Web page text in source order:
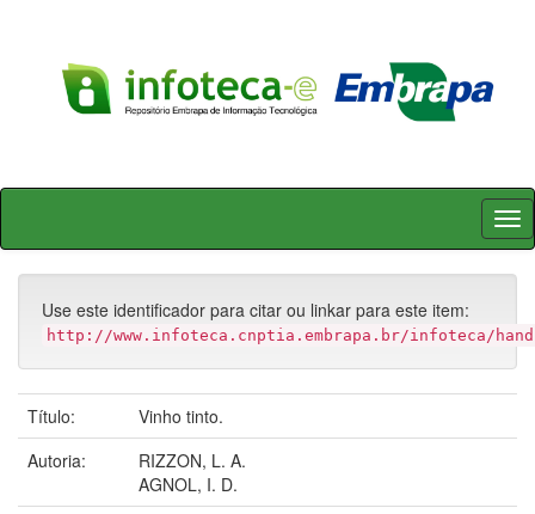
Skip
Use este identificador para citar ou linkar para este item:
http://www.infoteca.cnptia.embrapa.br/infoteca/
Título:
Vinho tinto.
Autoria:
RIZZON, L. A.
AGNOL, I. D.